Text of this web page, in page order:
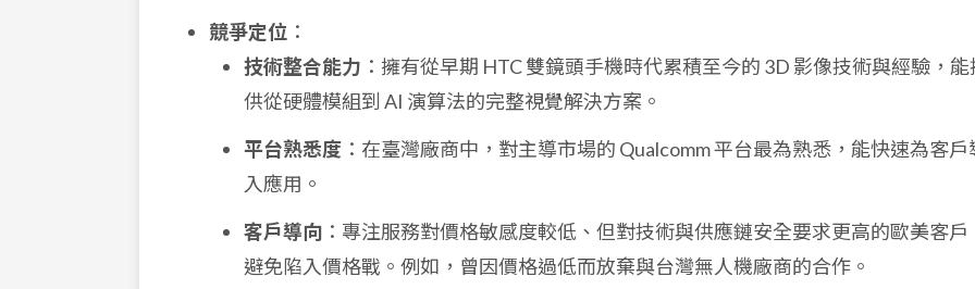
競爭定位 ：
技術整合能力 ：擁有從早期 HTC 雙鏡頭手機時代累積至今的 3D 影像技術與經驗，能
供從硬體模組到 AI 演算法的完整視覺解決方案。
平台熟悉度 ：在臺灣廠商中，對主導市場的 Qualcomm 平台最為熟悉，能快速為客戶
入應用。
客戶導向 ：專注服務對價格敏感度較低、但對技術與供應鏈安全要求更高的歐美客戶
避免陷入價格戰。例如，曾因價格過低而放棄與台灣無人機廠商的合作。